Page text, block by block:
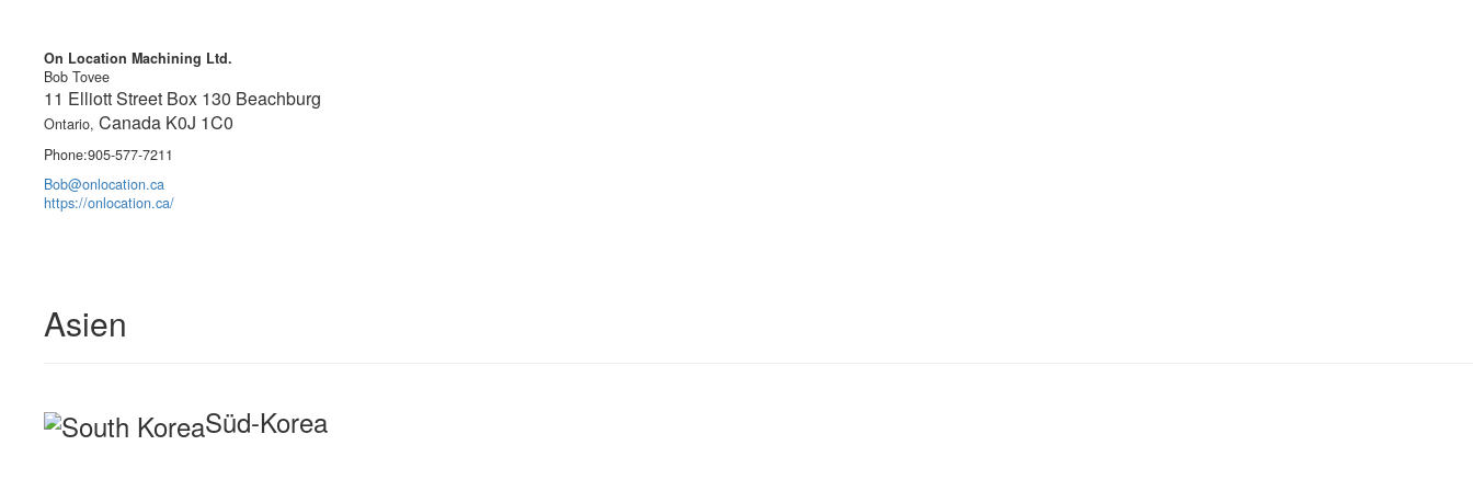
On Location Machining Ltd.
Bob Tovee
11 Elliott Street Box 130 Beachburg
Ontario, Canada K0J 1C0
Phone:905-577-7211
Bob@onlocation.ca
https://onlocation.ca/
Asien
Süd-Korea